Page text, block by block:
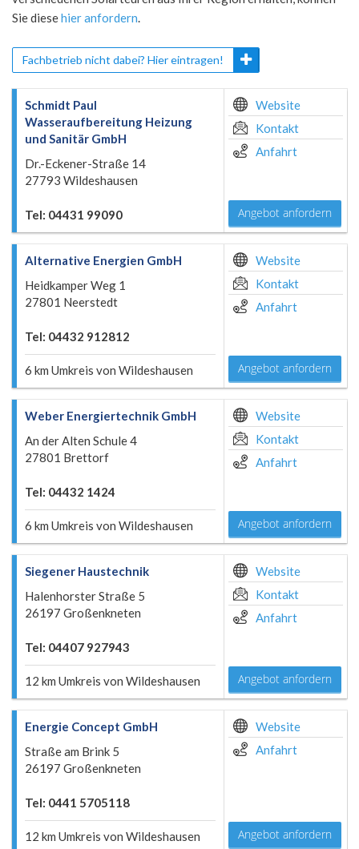
Sie diesehier anfordern.
Fachbetrieb nicht dabei? Hier eintragen!
Schmidt Paul
Wasseraufbereitung Heizung
und Sanitär GmbH
Dr.-Eckener-Straße 14
27793 Wildeshausen
Tel: 04431 99090
Website
Kontakt
Anfahrt
Angebot anfordern
Alternative Energien GmbH
Heidkamper Weg 1
27801 Neerstedt
Tel: 04432 912812
6 km Umkreis von Wildeshausen
Website
Kontakt
Anfahrt
Angebot anfordern
Weber Energiertechnik GmbH
An der Alten Schule 4
27801 Brettorf
Tel: 04432 1424
6 km Umkreis von Wildeshausen
Website
Kontakt
Anfahrt
Angebot anfordern
Siegener Haustechnik
Halenhorster Straße 5
26197 Großenkneten
Tel: 04407 927943
12 km Umkreis von Wildeshausen
Website
Kontakt
Anfahrt
Angebot anfordern
Energie Concept GmbH
Straße am Brink 5
26197 Großenkneten
Tel: 0441 5705118
12 km Umkreis von Wildeshausen
Website
Anfahrt
Angebot anfordern